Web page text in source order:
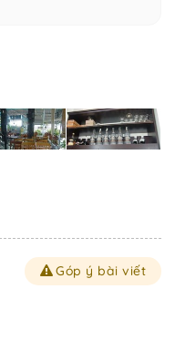
Góp ý bài viết